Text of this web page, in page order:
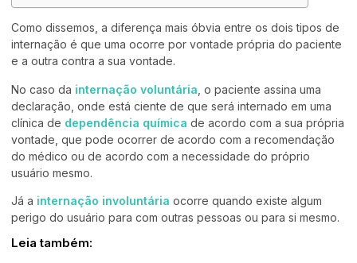
Como dissemos, a diferença mais óbvia entre os dois tipos de
internação é que uma ocorre por vontade própria do paciente
e a outra contra a sua vontade.
No caso da internação voluntária , o paciente assina uma
declaração, onde está ciente de que será internado em uma
clínica de dependência química de acordo com a sua própria
vontade, que pode ocorrer de acordo com a recomendação
do médico ou de acordo com a necessidade do próprio
usuário mesmo.
Já a internação involuntária ocorre quando existe algum
perigo do usuário para com outras pessoas ou para si mesmo.
Leia também: